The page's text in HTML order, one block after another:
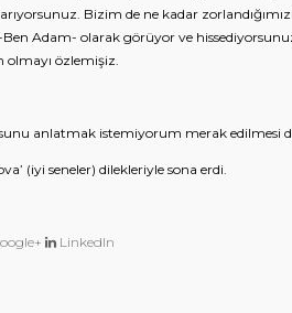
Bizim de ne kadar
Adam- olarak görüyor ve
olmayı özlemişiz.
anlatmak istemiyorum merak edilmesi
(iyi seneler) dilekleriyle sona erdi.
LinkedIn